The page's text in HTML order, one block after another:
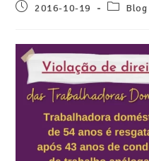
2016-10-19 Blog